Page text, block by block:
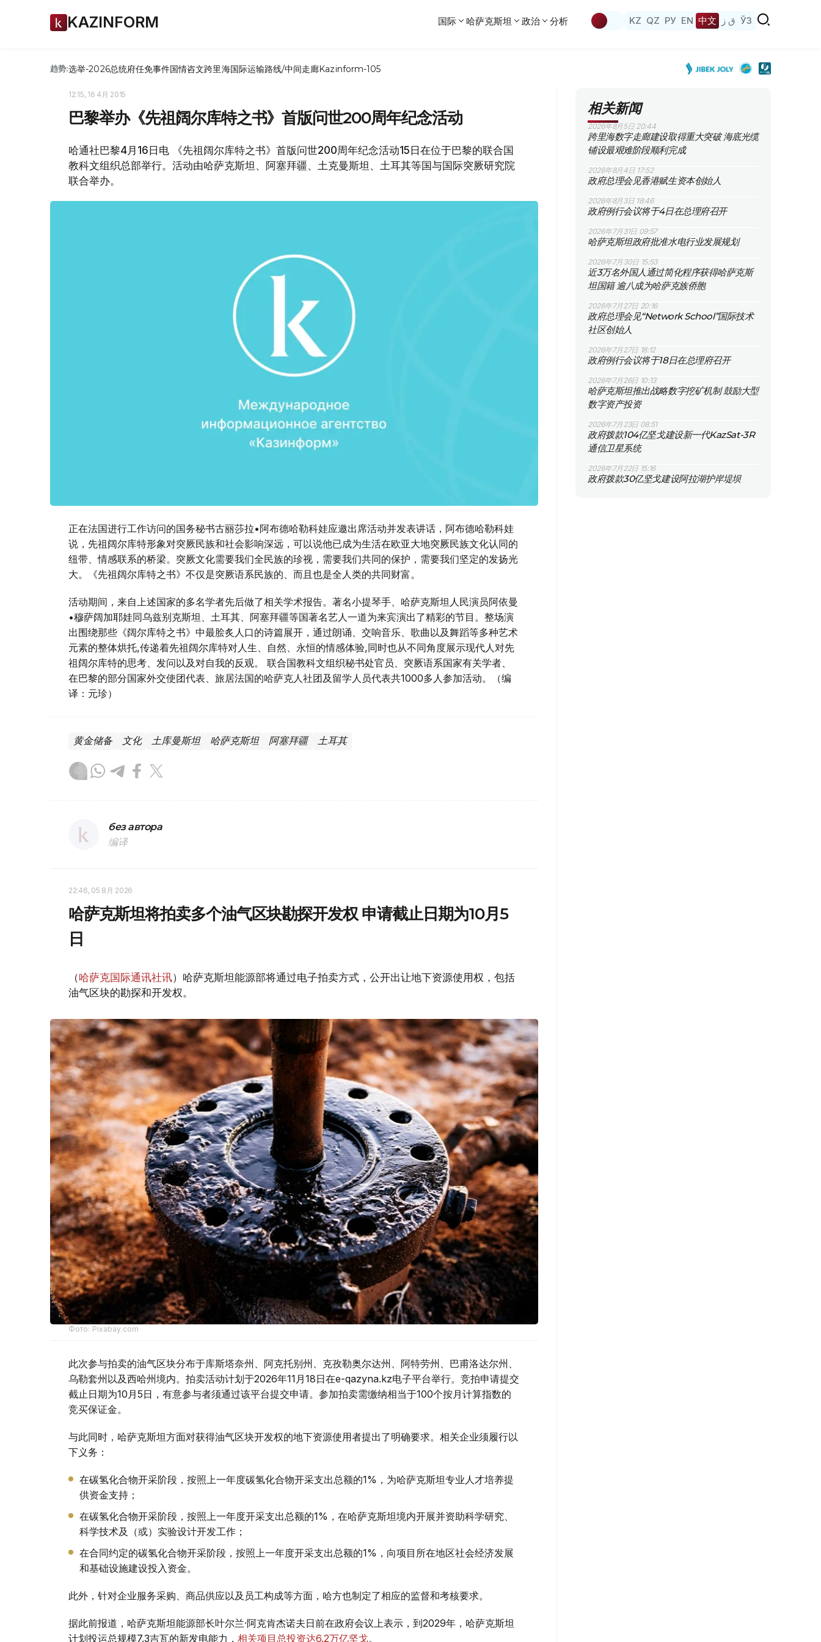
KAZINFORM 国际 哈萨克斯坦 政治 分析 KZ QZ РУ EN 中文 ق ز ЎЗ
趋势:选举-2026总统府任免事件国情咨文跨里海国际运输路线/中间走廊Kazinform-105
12:15, 16 4月 2015
巴黎举办《先祖阔尔库特之书》首版问世200周年纪念活动
哈通社巴黎4月16日电 《先祖阔尔库特之书》首版问世200周年纪念活动15日在位于巴黎的联合国
教科文组织总部举行。活动由哈萨克斯坦、阿塞拜疆、土克曼斯坦、土耳其等国与国际突厥研究院
联合举办。
正在法国进行工作访问的国务秘书古丽莎拉•阿布德哈勒科娃应邀出席活动并发表讲话，阿布德哈勒科娃
说，先祖阔尔库特形象对突厥民族和社会影响深远，可以说他已成为生活在欧亚大地突厥民族文化认同的
纽带、情感联系的桥梁。突厥文化需要我们全民族的珍视，需要我们共同的保护，需要我们坚定的发扬光
大。《先祖阔尔库特之书》不仅是突厥语系民族的、而且也是全人类的共同财富。
活动期间，来自上述国家的多名学者先后做了相关学术报告。著名小提琴手、哈萨克斯坦人民演员阿依曼
•穆萨阔加耶娃同乌兹别克斯坦、土耳其、阿塞拜疆等国著名艺人一道为来宾演出了精彩的节目。整场演
出围绕那些《阔尔库特之书》中最脍炙人口的诗篇展开，通过朗诵、交响音乐、歌曲以及舞蹈等多种艺术
元素的整体烘托,传递着先祖阔尔库特对人生、自然、永恒的情感体验,同时也从不同角度展示现代人对先
祖阔尔库特的思考、发问以及对自我的反观。 联合国教科文组织秘书处官员、突厥语系国家有关学者、
在巴黎的部分国家外交使团代表、旅居法国的哈萨克人社团及留学人员代表共1000多人参加活动。（编
译：元珍）
黄金储备 文化 土库曼斯坦 哈萨克斯坦 阿塞拜疆 土耳其
без автора
编译
22:46, 05 8月 2026
哈萨克斯坦将拍卖多个油气区块勘探开发权 申请截止日期为10月5
日
（哈萨克国际通讯社讯）哈萨克斯坦能源部将通过电子拍卖方式，公开出让地下资源使用权，包括
油气区块的勘探和开发权。
Фото: Pixabay.com
此次参与拍卖的油气区块分布于库斯塔奈州、阿克托别州、克孜勒奥尔达州、阿特劳州、巴甫洛达尔州、
乌勒套州以及西哈州境内。拍卖活动计划于2026年11月18日在e-qazyna.kz电子平台举行。竞拍申请提交
截止日期为10月5日，有意参与者须通过该平台提交申请。参加拍卖需缴纳相当于100个按月计算指数的
竞买保证金。
与此同时，哈萨克斯坦方面对获得油气区块开发权的地下资源使用者提出了明确要求。相关企业须履行以
下义务：
在碳氢化合物开采阶段，按照上一年度碳氢化合物开采支出总额的1%，为哈萨克斯坦专业人才培养提
供资金支持；
在碳氢化合物开采阶段，按照上一年度开采支出总额的1%，在哈萨克斯坦境内开展并资助科学研究、
科学技术及（或）实验设计开发工作；
在合同约定的碳氢化合物开采阶段，按照上一年度开采支出总额的1%，向项目所在地区社会经济发展
和基础设施建设投入资金。
此外，针对企业服务采购、商品供应以及员工构成等方面，哈方也制定了相应的监督和考核要求。
据此前报道，哈萨克斯坦能源部长叶尔兰·阿克肯杰诺夫日前在政府会议上表示，到2029年，哈萨克斯坦
计划投运总规模7.3吉瓦的新发电能力， 相关项目总投资达6.2万亿坚戈。
相关新闻
2026年8月5日 20:44
跨里海数字走廊建设取得重大突破 海底光缆
铺设最艰难阶段顺利完成
2026年8月4日 17:52
政府总理会见香港赋生资本创始人
2026年8月3日 18:46
政府例行会议将于4日在总理府召开
2026年7月31日 09:57
哈萨克斯坦政府批准水电行业发展规划
2026年7月30日 15:53
近3万名外国人通过简化程序获得哈萨克斯
坦国籍 逾八成为哈萨克族侨胞
2026年7月27日 20:16
政府总理会见“Network School”国际技术
社区创始人
2026年7月27日 18:12
政府例行会议将于18日在总理府召开
2026年7月26日 10:13
哈萨克斯坦推出战略数字挖矿机制 鼓励大型
数字资产投资
2026年7月23日 08:51
政府拨款104亿坚戈建设新一代KazSat-3R
通信卫星系统
2026年7月22日 15:16
政府拨款30亿坚戈建设阿拉湖护岸堤坝